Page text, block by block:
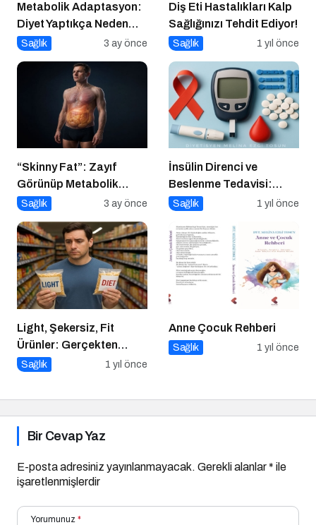
Metabolik Adaptasyon:
Diyet Yaptıkça Neden
Kilo Vermek Zorlaşır?
Sağlık 3 ay önce
Diş Eti Hastalıkları Kalp
Sağlığınızı Tehdit Ediyor!
Sağlık 1 yıl önce
“Skinny Fat”: Zayıf
Görünüp Metabolik
Olarak Riskli Olmak
Sağlık 3 ay önce
İnsülin Direnci ve
Beslenme Tedavisi:
Düşük Glisemik İndeksli
Sağlık 1 yıl önce
Light, Şekersiz, Fit
Ürünler: Gerçekten
Daha Sağlıklı mı?
Sağlık 1 yıl önce
Anne Çocuk Rehberi
Sağlık 1 yıl önce
Bir Cevap Yaz
E-posta adresiniz yayınlanmayacak. Gerekli alanlar* ile
işaretlenmişlerdir
Yorumunuz *